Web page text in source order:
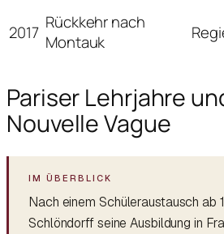
2017 Rückkehr nach
Montauk
Pariser Lehrjahre
Nouvelle Vague
Nach einem Schüleraustausch ab
Schlöndorff seine Ausbildung in